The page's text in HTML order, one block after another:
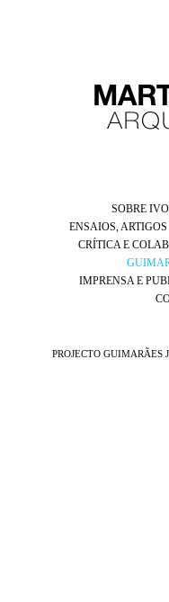
PROJECTO GUIMARÃES
ENSAIOS,
SOBRE
IMPRENSA E
CRÍTICA E